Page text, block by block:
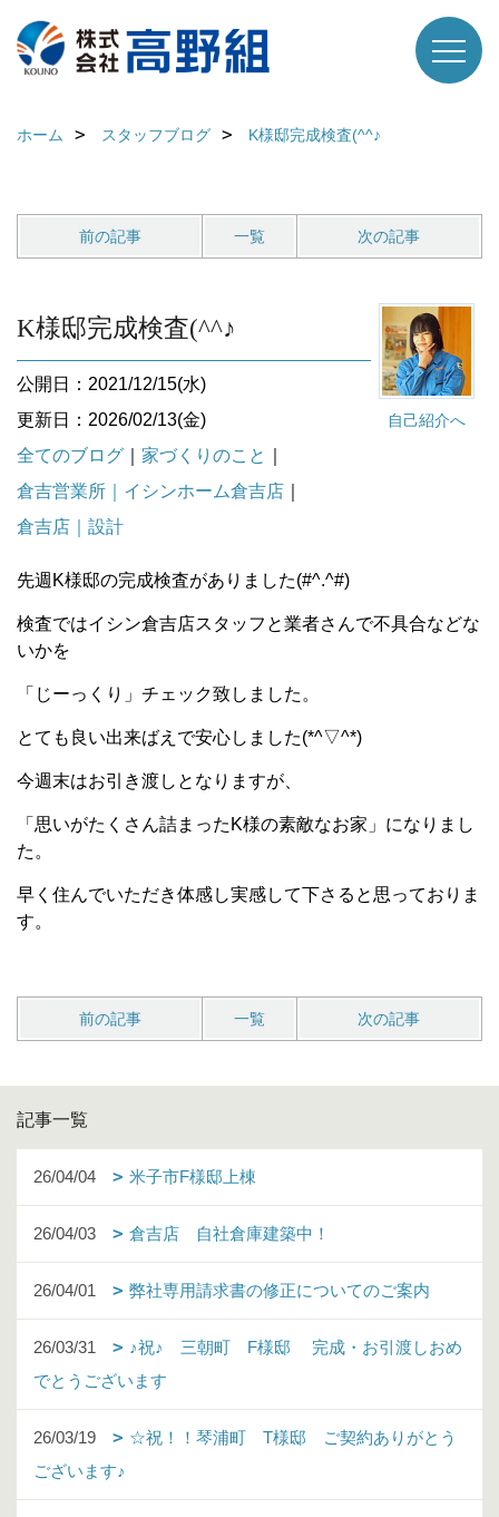
ホーム スタッフブログ K様邸完成検査(^^♪
前の記事 一覧 次の記事
自己紹介へ
K様邸完成検査(^^♪
公開日：2021/12/15(水)
更新日：2026/02/13(金)
全てのブログ
家づくりのこと
倉吉営業所｜イシンホーム倉吉店
倉吉店｜設計
先週K様邸の完成検査がありました(#^.^#)
検査ではイシン倉吉店スタッフと業者さんで不具合などな
いかを
「じーっくり」チェック致しました。
とても良い出来ばえで安心しました(*^▽^*)
今週末はお引き渡しとなりますが、
「思いがたくさん詰まったK様の素敵なお家」になりまし
た。
早く住んでいただき体感し実感して下さると思っておりま
す。
前の記事 一覧 次の記事
記事一覧
26/04/04 米子市F様邸上棟
26/04/03 倉吉店 自社倉庫建築中！
26/04/01 弊社専用請求書の修正についてのご案内
26/03/31
♪祝♪ 三朝町 F様邸 完成・お引渡しおめ
でとうございます
26/03/19
☆祝！！琴浦町 T様邸 ご契約ありがとう
ございます♪